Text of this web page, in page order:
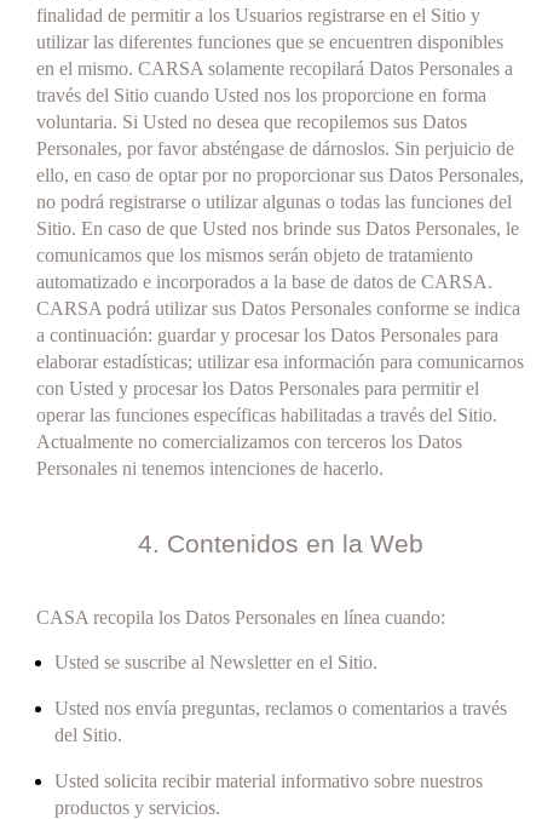
finalidad de permitir a los Usuarios registrarse en el Sitio y
utilizar las diferentes funciones que se encuentren disponibles
en el mismo. CARSA solamente recopilará Datos Personales a
través del Sitio cuando Usted nos los proporcione en forma
voluntaria. Si Usted no desea que recopilemos sus Datos
Personales, por favor absténgase de dárnoslos. Sin perjuicio de
ello, en caso de optar por no proporcionar sus Datos Personales,
no podrá registrarse o utilizar algunas o todas las funciones del
Sitio. En caso de que Usted nos brinde sus Datos Personales, le
comunicamos que los mismos serán objeto de tratamiento
automatizado e incorporados a la base de datos de CARSA.
CARSA podrá utilizar sus Datos Personales conforme se indica
a continuación: guardar y procesar los Datos Personales para
elaborar estadísticas; utilizar esa información para comunicarnos
con Usted y procesar los Datos Personales para permitir el
operar las funciones específicas habilitadas a través del Sitio.
Actualmente no comercializamos con terceros los Datos
Personales ni tenemos intenciones de hacerlo.
4. Contenidos en la Web
CASA recopila los Datos Personales en línea cuando:
Usted se suscribe al Newsletter en el Sitio.
Usted nos envía preguntas, reclamos o comentarios a través
del Sitio.
Usted solicita recibir material informativo sobre nuestros
productos y servicios.